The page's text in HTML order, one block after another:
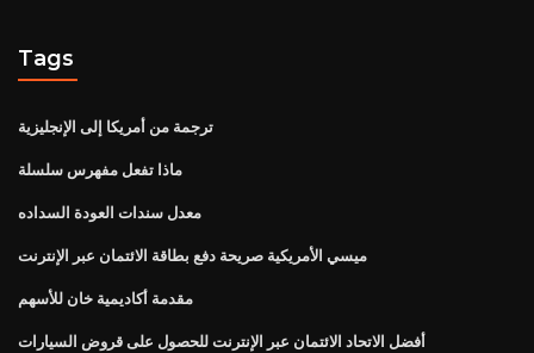
Tags
ترجمة من أمريكا إلى الإنجليزية
ماذا تفعل مفهرس سلسلة
معدل سندات العودة السداده
ميسي الأمريكية صريحة دفع بطاقة الائتمان عبر الإنترنت
مقدمة أكاديمية خان للأسهم
أفضل الاتحاد الائتمان عبر الإنترنت للحصول على قروض السيارات